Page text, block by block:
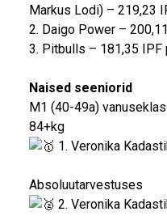
Markus Lodi) – 219,23
2. Daigo Power –
3. Pitbulls – 181,35 IPF
Naised seeniorid
M1 (40-49a)
84+kg
1. Veronika
Absoluutarvestuses
2. Veronika